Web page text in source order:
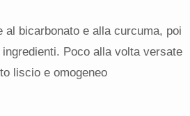
bicarbonato e alla curcuma, poi
Poco alla volta versate
liscio e omogeneo